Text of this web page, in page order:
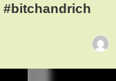
#bitchandrich